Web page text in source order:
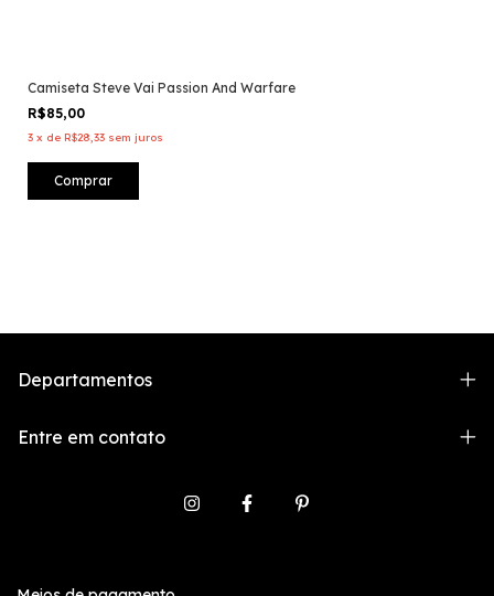
Camiseta Steve Vai Passion And Warfare
R$85,00
3 x de R$28,33 sem juros
Comprar
Departamentos
Entre em contato